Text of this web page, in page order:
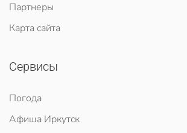
Партнеры
Карта сайта
Сервисы
Погода
Афиша Иркутск